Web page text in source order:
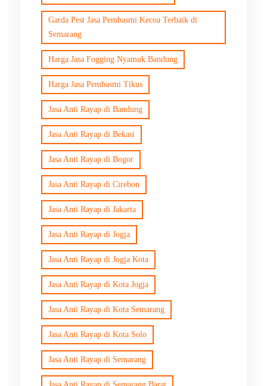
Garda Pest Jasa Pembasmi Kecoa Terbaik di
Semarang
Harga Jasa Fogging Nyamuk Bandung
Harga Jasa Pembasmi Tikus
Jasa Anti Rayap di Bandung
Jasa Anti Rayap di Bekasi
Jasa Anti Rayap di Bogor
Jasa Anti Rayap di Cirebon
Jasa Anti Rayap di Jakarta
Jasa Anti Rayap di Jogja
Jasa Anti Rayap di Jogja Kota
Jasa Anti Rayap di Kota Jogja
Jasa Anti Rayap di Kota Semarang
Jasa Anti Rayap di Kota Solo
Jasa Anti Rayap di Semarang